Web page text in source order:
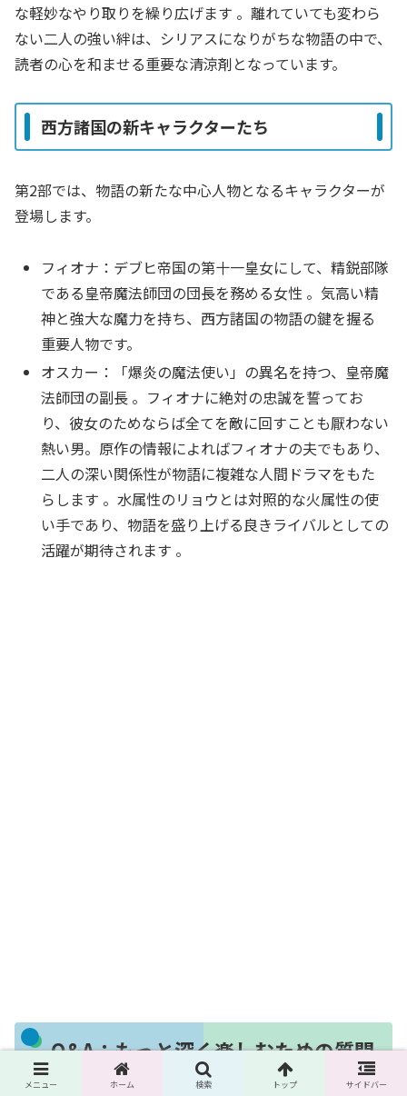
な軽妙なやり取りを繰り広げます 。離れていても変わら
ない二人の強い絆は、シリアスになりがちな物語の中で、
読者の心を和ませる重要な清涼剤となっています。
西方諸国の新キャラクターたち
第2部では、物語の新たな中心人物となるキャラクターが
登場します。
フィオナ：デブヒ帝国の第十一皇女にして、精鋭部隊
である皇帝魔法師団の団長を務める女性 。気高い精
神と強大な魔力を持ち、西方諸国の物語の鍵を握る
重要人物です。
オスカー：「爆炎の魔法使い」の異名を持つ、皇帝魔
法師団の副長 。フィオナに絶対の忠誠を誓ってお
り、彼女のためならば全てを敵に回すことも厭わない
熱い男。原作の情報によればフィオナの夫でもあり、
二人の深い関係性が物語に複雑な人間ドラマをもた
らします 。水属性のリョウとは対照的な火属性の使
い手であり、物語を盛り上げる良きライバルとしての
活躍が期待されます 。
Q&A：もっと深く楽しむための質問
メニュー ホーム 検索 トップ サイドバー